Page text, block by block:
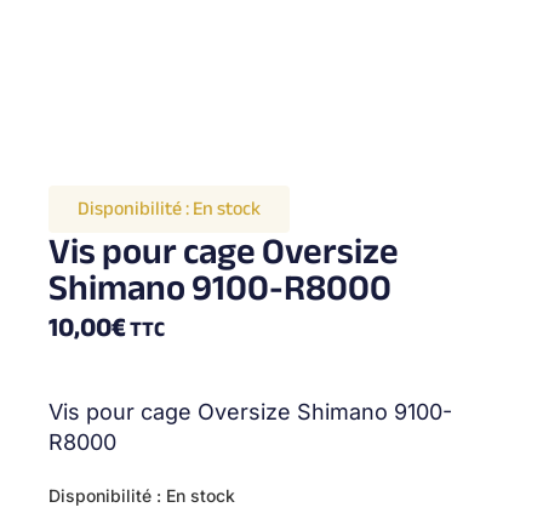
Disponibilité :En stock
Vis pour cage Oversize
Shimano 9100-R8000
10,00€TTC
Vis pour cage Oversize Shimano 9100-
R8000
Disponibilité : En stock
quantité